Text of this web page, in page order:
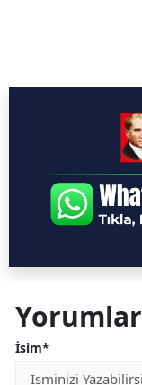
Yorumlar
İsim*